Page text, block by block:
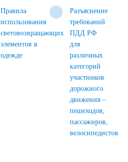
Правила
использования
световозвращающих
элементов в
одежде
Разъяснение
требований
ПДД РФ
для
различных
категорий
участников
дорожного
движения –
пешеходов,
пассажиров,
велосипедистов